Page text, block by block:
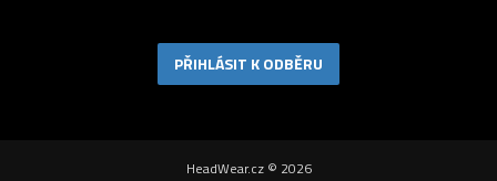
PŘIHLÁSIT K ODBĚRU
HeadWear.cz © 2026